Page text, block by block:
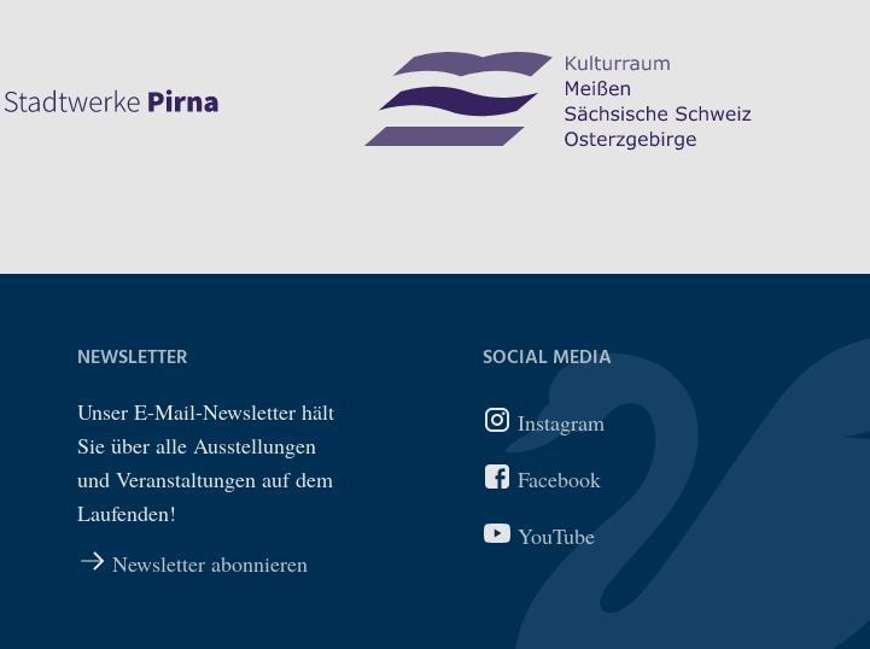
NEWSLETTER
Unser E-Mail-Newsletter hält
Sie über alle Ausstellungen
und Veranstaltungen auf dem
Laufenden!
Newsletter abonnieren
SOCIAL MEDIA
Instagram
Facebook
YouTube